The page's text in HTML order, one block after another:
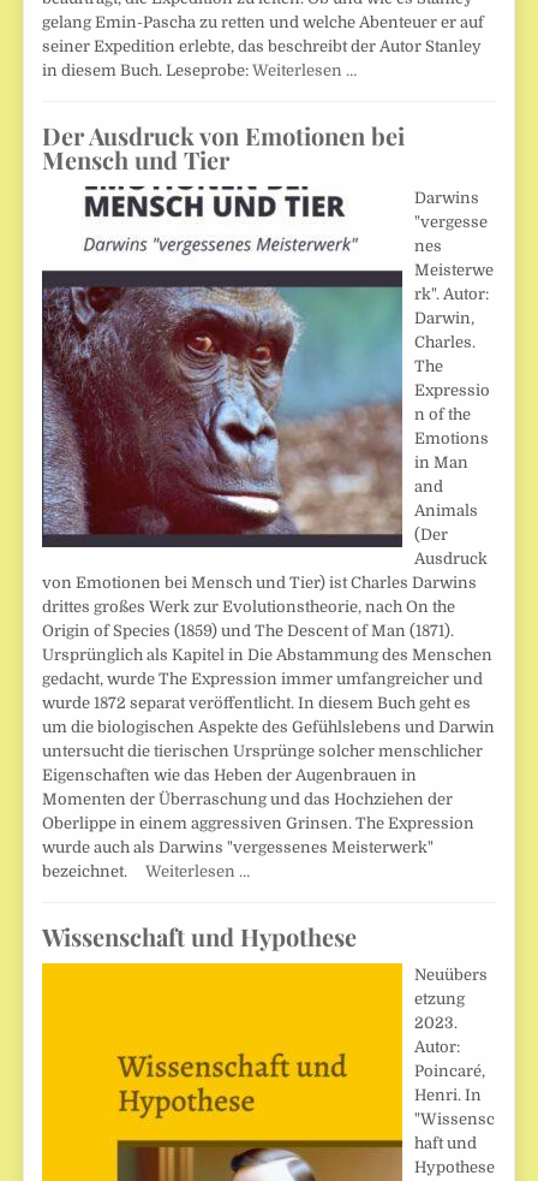
gelang Emin-Pascha zu retten und welche Abenteuer er auf
seiner Expedition erlebte, das beschreibt der Autor Stanley
in diesem Buch. Leseprobe:Weiterlesen …
Der Ausdruck von Emotionen bei
Mensch und Tier
Darwins
"vergesse
nes
Meisterwe
rk". Autor:
Darwin,
Charles.
The
Expressio
n of the
Emotions
in Man
and
Animals
(Der
Ausdruck
von Emotionen bei Mensch und Tier) ist Charles Darwins
drittes großes Werk zur Evolutionstheorie, nach On the
Origin of Species (1859) und The Descent of Man (1871).
Ursprünglich als Kapitel in Die Abstammung des Menschen
gedacht, wurde The Expression immer umfangreicher und
wurde 1872 separat veröffentlicht. In diesem Buch geht es
um die biologischen Aspekte des Gefühlslebens und Darwin
untersucht die tierischen Ursprünge solcher menschlicher
Eigenschaften wie das Heben der Augenbrauen in
Momenten der Überraschung und das Hochziehen der
Oberlippe in einem aggressiven Grinsen. The Expression
wurde auch als Darwins "vergessenes Meisterwerk"
bezeichnet.Weiterlesen …
Wissenschaft und Hypothese
Neuübers
etzung
2023.
Autor:
Poincaré,
Henri. In
"Wissensc
haft und
Hypothese